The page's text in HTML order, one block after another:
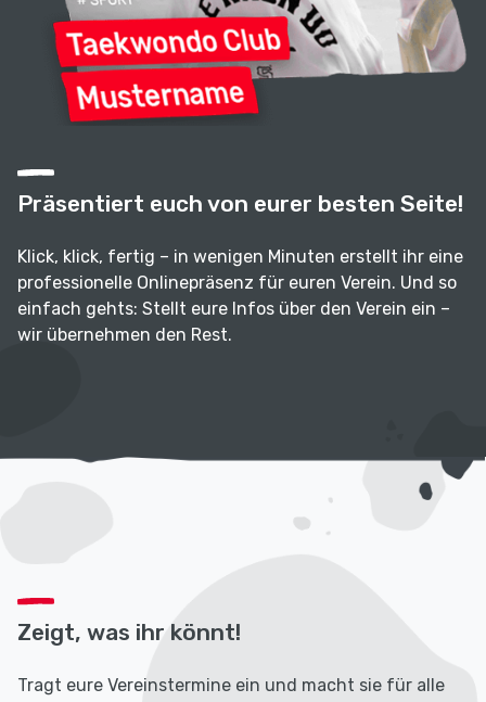
Präsentiert euch von eurer besten Seite!
Klick, klick, fertig – in wenigen Minuten erstellt ihr eine
professionelle Onlinepräsenz für euren Verein. Und so
einfach gehts: Stellt eure Infos über den Verein ein –
wir übernehmen den Rest.
Zeigt, was ihr könnt!
Tragt eure Vereinstermine ein und macht sie für alle